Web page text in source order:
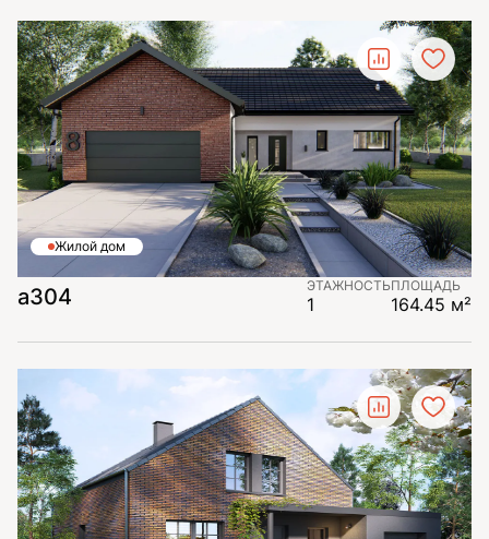
Жилой дом
а304 ЭТАЖНОСТЬ
1
ПЛОЩАДЬ
164.45 м²